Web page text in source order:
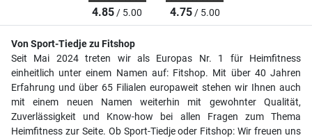
4.85/ 5.00 4.75/ 5.00
Von Sport-Tiedje zu Fitshop
Seit Mai 2024 treten wir als Europas Nr. 1 für Heimfitness
einheitlich unter einem Namen auf: Fitshop. Mit über 40 Jahren
Erfahrung und über 65 Filialen europaweit stehen wir Ihnen auch
mit einem neuen Namen weiterhin mit gewohnter Qualität,
Zuverlässigkeit und Know-how bei allen Fragen zum Thema
Heimfitness zur Seite. Ob Sport-Tiedje oder Fitshop: Wir freuen uns